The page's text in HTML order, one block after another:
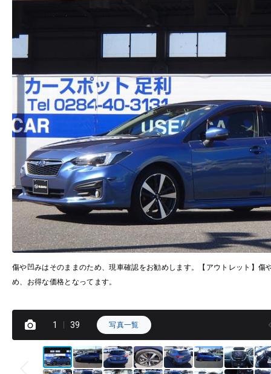
傷や凹みはそのままのため、現車確認をお勧めします。【アウトレット】傷
め、お得な価格となってます。
1 39 写真一覧